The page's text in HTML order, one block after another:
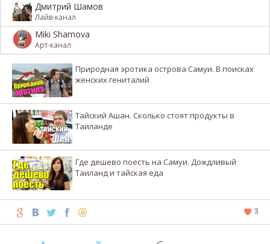
Дмитрий Шамов
Лайв-канал
Miki Shamova
Арт-канал
Природная эротика острова Самуи. В поисках
женских гениталий
Тайский Ашан. Сколько стоят продукты в
Таиланде
Где дешево поесть на Самуи. Дождливый
Таиланд и тайская еда
3